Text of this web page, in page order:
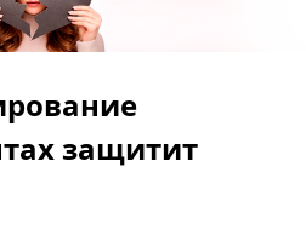
защитит